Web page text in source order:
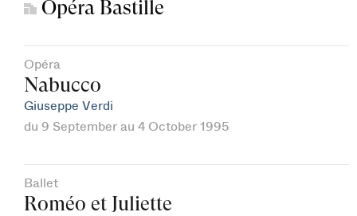
Opéra Bastille
Opéra
Nabucco
Giuseppe Verdi
du 9 September au 4 October 1995
Ballet
Roméo et Juliette